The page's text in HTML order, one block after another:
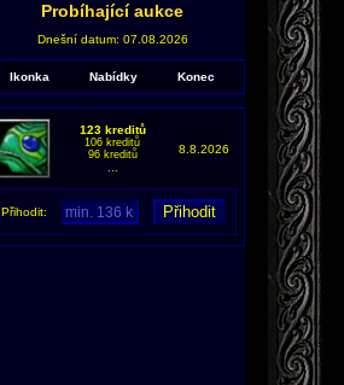
Probíhající aukce
Dnešní datum: 07.08.2026
Ikonka Nabídky Konec
123 kreditů
106 kreditů
96 kreditů
8.8.2026
Přihodit: